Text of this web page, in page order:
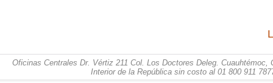
Oficinas Centrales Dr. Vértiz 211 Col. Los Doctores Deleg.
Interior de la República sin costo al 01 800 911